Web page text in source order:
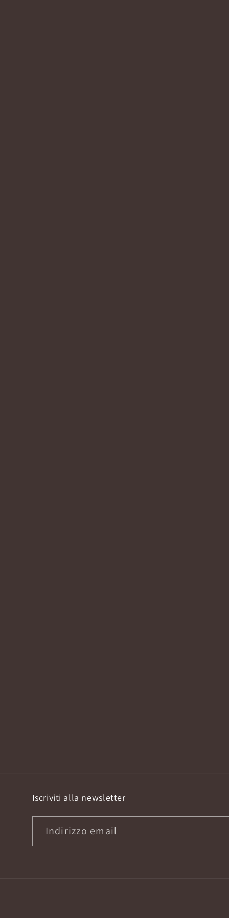
Iscriviti alla newsletter
Indirizzo email